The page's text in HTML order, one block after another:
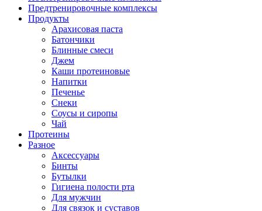
Предтренировочные комплексы
Продукты
Арахисовая паста
Батончики
Блинные смеси
Джем
Каши протеиновые
Напитки
Печенье
Снеки
Соусы и сиропы
Чай
Протеины
Разное
Аксессуары
Бинты
Бутылки
Гигиена полости рта
Для мужчин
Для связок и суставов